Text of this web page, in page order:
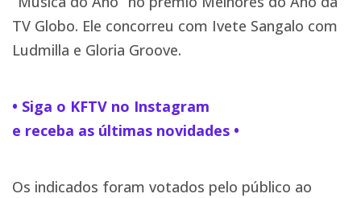
TV Globo. Ele concorreu com Ivete Sangalo com
Ludmilla e Gloria Groove.
• Siga o KFTV no Instagram
e receba as últimas novidades •
Os indicados foram votados pelo público ao